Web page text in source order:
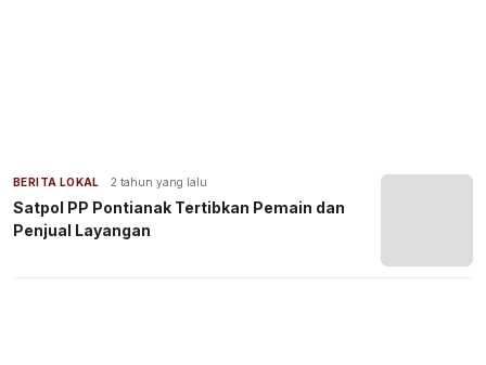
BERITA LOKAL 2 tahun yang lalu
Satpol PP Pontianak Tertibkan Pemain dan
Penjual Layangan